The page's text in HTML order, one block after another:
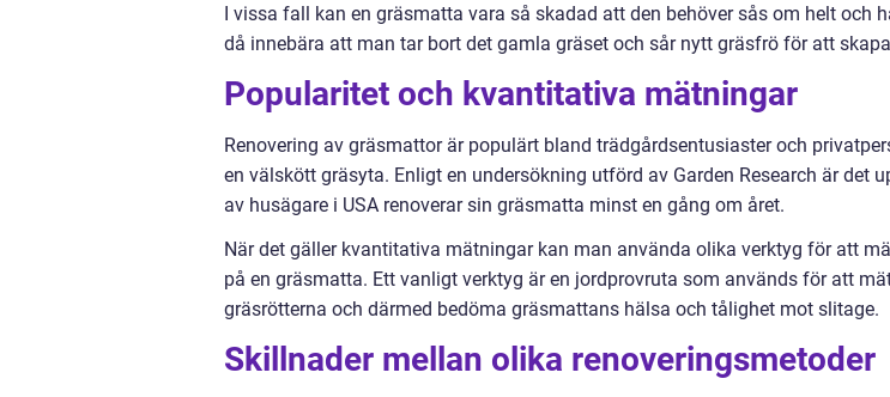
I vissa fall kan en gräsmatta vara så skadad att den behöver sås om helt och
då innebära att man tar bort det gamla gräset och sår nytt gräsfrö för att
Popularitet och kvantitativa mätningar
Renovering av gräsmattor är populärt bland trädgårdsentusiaster och
en välskött gräsyta. Enligt en undersökning utförd av Garden Research är det
av husägare i USA renoverar sin gräsmatta minst en gång om året.
När det gäller kvantitativa mätningar kan man använda olika verktyg för att
på en gräsmatta. Ett vanligt verktyg är en jordprovruta som används för att
gräsrötterna och därmed bedöma gräsmattans hälsa och tålighet mot slitage.
Skillnader mellan olika renoveringsmetoder